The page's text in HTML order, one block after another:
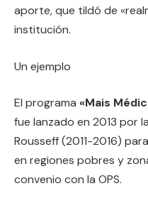
aporte, que tildó de
institución.
Un ejemplo
El programa «Mais
fue lanzado en 2013 por
Rousseff (2011-2016)
en regiones pobres y
convenio con la OPS.